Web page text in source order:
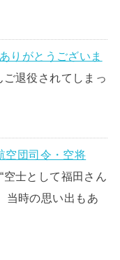
りがとうございま
退役されてしまっ
空団司令・空将
空士として福田さん
当時の思い出もあ